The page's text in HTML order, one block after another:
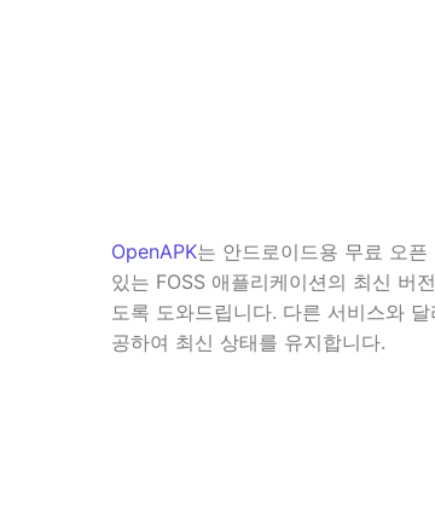
OpenAPK는 안드로이드용 무료 오
있는 FOSS 애플리케이션의 최신 버
도록 도와드립니다. 다른 서비스와
공하여 최신 상태를 유지합니다.